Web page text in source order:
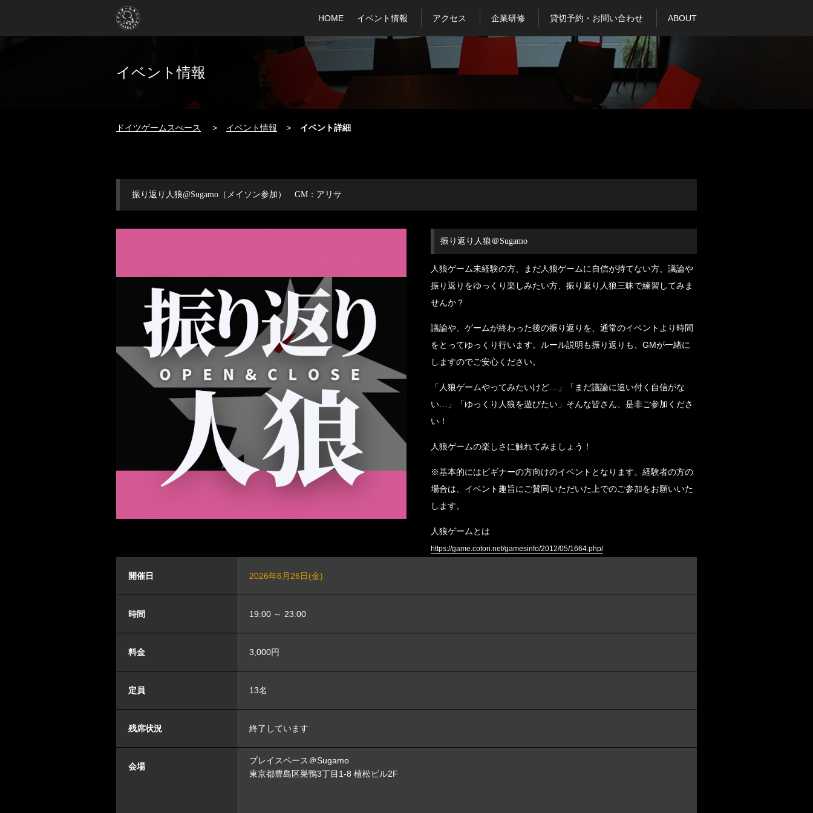
HOME イベント情報 アクセス 企業研修 貸切予約・お問い合わせ ABOUT
イベント情報
ドイツゲームスぺース イベント情報 イベント詳細
振り返り人狼@Sugamo（メイソン参加） GM：アリサ
振り返り人狼＠Sugamo
人狼ゲーム未経験の方、まだ人狼ゲームに自信が持てない方、議論や
振り返りをゆっくり楽しみたい方、振り返り人狼三昧で練習してみま
せんか？
議論や、ゲームが終わった後の振り返りを、通常のイベントより時間
をとってゆっくり行います。ルール説明も振り返りも、GMが一緒に
しますのでご安心ください。
「人狼ゲームやってみたいけど…」「まだ議論に追い付く自信がな
い…」「ゆっくり人狼を遊びたい」そんな皆さん、是非ご参加くださ
い！
人狼ゲームの楽しさに触れてみましょう！
※基本的にはビギナーの方向けのイベントとなります。経験者の方の
場合は、イベント趣旨にご賛同いただいた上でのご参加をお願いいた
します。
人狼ゲームとは
https://game.cotori.net/gamesinfo/2012/05/1664.php/
開催日 2026年6月26日(金)
時間 19:00 ～ 23:00
料金 3,000円
定員 13名
残席状況 終了しています
会場
プレイスペース＠Sugamo
東京都豊島区巣鴨3丁目1-8 植松ビル2F